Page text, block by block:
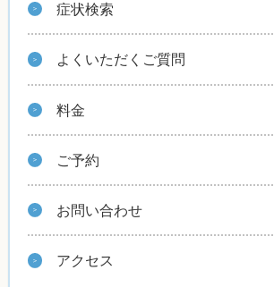
症状検索
よくいただくご質問
料金
ご予約
お問い合わせ
アクセス